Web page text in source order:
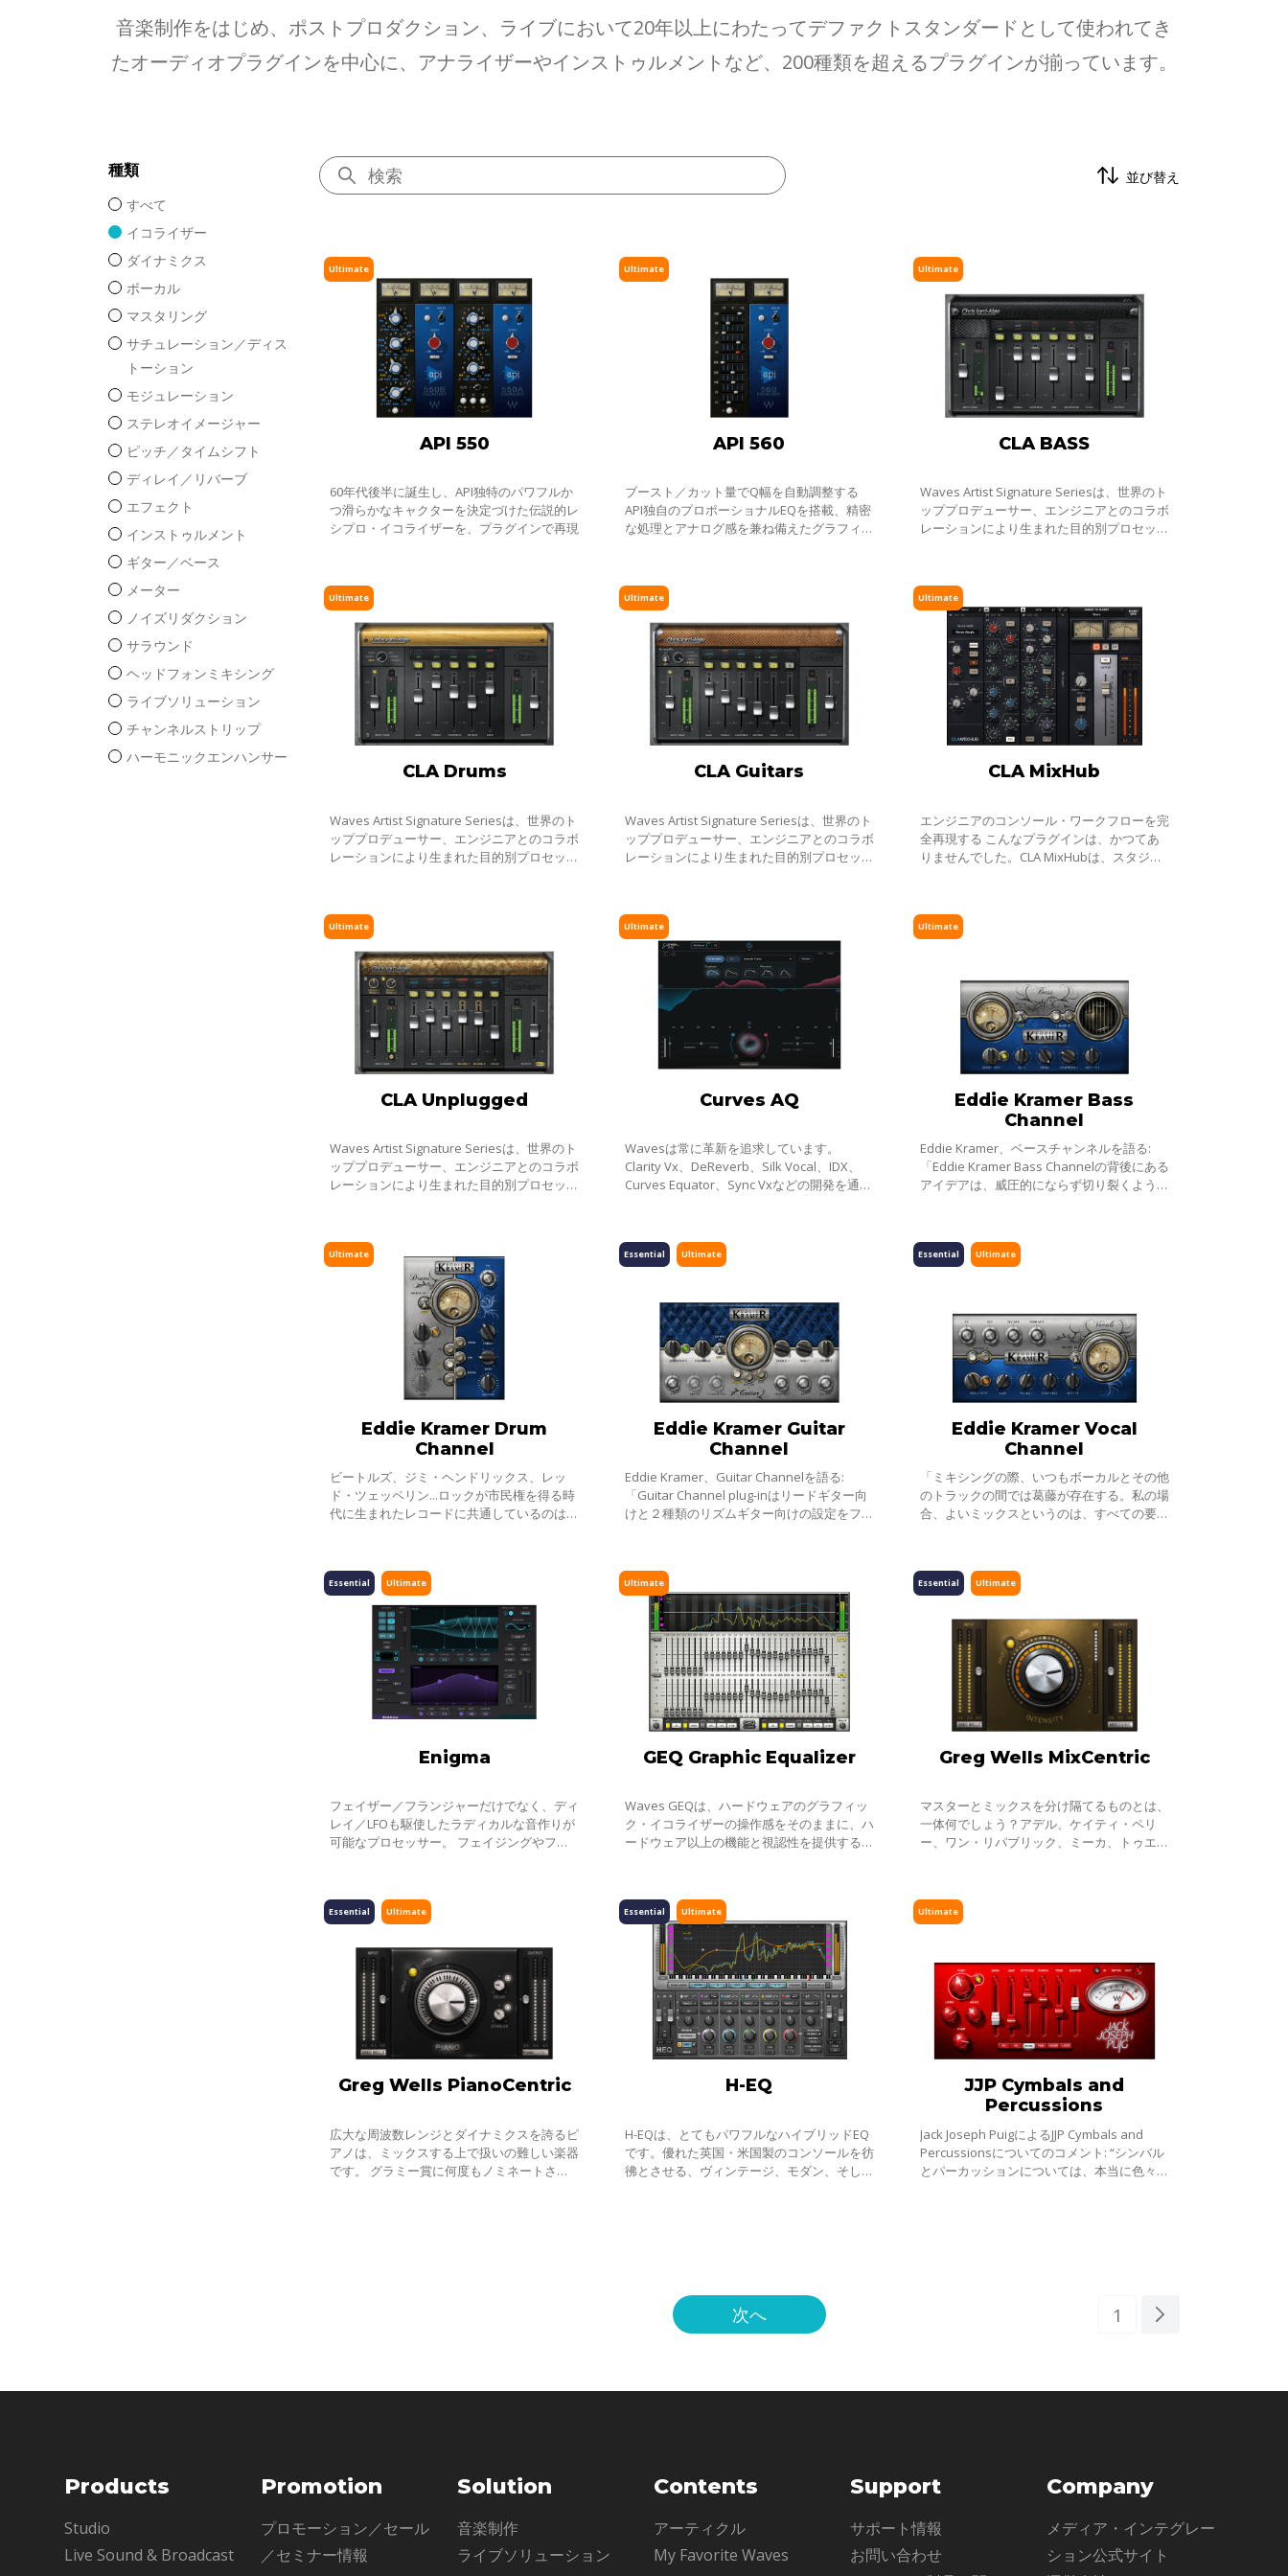
音楽制作をはじめ、ポストプロダクション、ライブにおいて20年以上にわたってデファクトスタンダードとして使われてき
たオーディオプラグインを中心に、アナライザーやインストゥルメントなど、200種類を超えるプラグインが揃っています。
種類
すべて
イコライザー
ダイナミクス
ボーカル
マスタリング
サチュレーション／ディス
トーション
モジュレーション
ステレオイメージャー
ピッチ／タイムシフト
ディレイ／リバーブ
エフェクト
インストゥルメント
ギター／ベース
メーター
ノイズリダクション
サラウンド
ヘッドフォンミキシング
ライブソリューション
チャンネルストリップ
ハーモニックエンハンサー
並び替え
Ultimate
API 550
60年代後半に誕生し、API独特のパワフルか
つ滑らかなキャクターを決定づけた伝説的レ
シプロ・イコライザーを、プラグインで再現
Ultimate
API 560
ブースト／カット量でQ幅を自動調整する
API独自のプロポーショナルEQを搭載、精密
な処理とアナログ感を兼ね備えたグラフィッ
Ultimate
CLA BASS
Waves Artist Signature Seriesは、世界のト
ッププロデューサー、エンジニアとのコラボ
レーションにより生まれた目的別プロセッサ
Ultimate
CLA Drums
Waves Artist Signature Seriesは、世界のト
ッププロデューサー、エンジニアとのコラボ
レーションにより生まれた目的別プロセッサ
Ultimate
CLA Guitars
Waves Artist Signature Seriesは、世界のト
ッププロデューサー、エンジニアとのコラボ
レーションにより生まれた目的別プロセッサ
Ultimate
CLA MixHub
エンジニアのコンソール・ワークフローを完
全再現する こんなプラグインは、かつてあ
りませんでした。CLA MixHubは、スタジオ
ナ
Ultimate
CLA Unplugged
Waves Artist Signature Seriesは、世界のト
ッププロデューサー、エンジニアとのコラボ
レーションにより生まれた目的別プロセッサ
Ultimate
Curves AQ
Wavesは常に革新を追求しています。
Clarity Vx、DeReverb、Silk Vocal、IDX、
Curves Equator、Sync Vxなどの開発を通じ
こります。
Ultimate
Eddie Kramer Bass
Channel
Eddie Kramer、ベースチャンネルを語る:
「Eddie Kramer Bass Channelの背後にある
アイデアは、威圧的にならず切り裂くよう
徴を
Ultimate
Eddie Kramer Drum
Channel
ビートルズ、ジミ・ヘンドリックス、レッ
ド・ツェッペリン...ロックが市民権を得る時
代に生まれたレコードに共通しているのは、
Ultimate
Essential
Eddie Kramer Guitar
Channel
Eddie Kramer、Guitar Channelを語る:
「Guitar Channel plug-inはリードギター向
けと２種類のリズムギター向けの設定をフィ
があっ
Ultimate
Essential
Eddie Kramer Vocal
Channel
「ミキシングの際、いつもボーカルとその他
のトラックの間では葛藤が存在する。私の場
合、よいミックスというのは、すべての要素
Ultimate
Essential
Enigma
フェイザー／フランジャーだけでなく、ディ
レイ／LFOも駆使したラディカルな音作りが
可能なプロセッサー。 フェイジングやフラ
り、
Ultimate
GEQ Graphic Equalizer
Waves GEQは、ハードウェアのグラフィッ
ク・イコライザーの操作感をそのままに、ハ
ードウェア以上の機能と視認性を提供するモ
ルタ
Ultimate
Essential
Greg Wells MixCentric
マスターとミックスを分け隔てるものとは、
一体何でしょう？アデル、ケイティ・ペリ
ー、ワン・リパブリック、ミーカ、トゥエン
ミネート
Ultimate
Essential
Greg Wells PianoCentric
広大な周波数レンジとダイナミクスを誇るピ
アノは、ミックスする上で扱いの難しい楽器
です。 グラミー賞に何度もノミネートされ
Ultimate
Essential
H-EQ
H-EQは、とてもパワフルなハイブリッドEQ
です。優れた英国・米国製のコンソールを彷
彿とさせる、ヴィンテージ、モダン、そして
Ultimate
JJP Cymbals and
Percussions
Jack Joseph PuigによるJJP Cymbals and
Percussionsについてのコメント: “シンバル
とパーカッションについては、本当に色々な
次へ 1
Products
Studio
Live Sound & Broadcast
Promotion
プロモーション／セール
／セミナー情報
Solution
音楽制作
ライブソリューション
Contents
アーティクル
My Favorite Waves
Support
サポート情報
お問い合わせ
Company
メディア・インテグレー
ション公式サイト